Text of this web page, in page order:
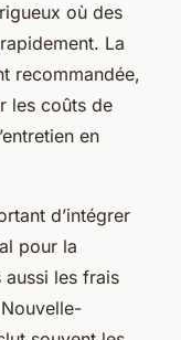
où des
La
recommandée,
les coûts de
en
d’intégrer
pour la
les frais